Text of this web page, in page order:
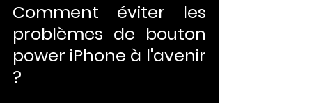
Comment éviter les
problèmes de bouton
power iPhone à l'avenir
?